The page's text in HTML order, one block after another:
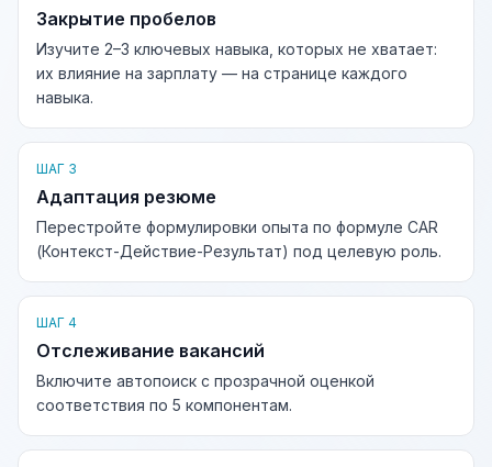
Закрытие пробелов
Изучите 2–3 ключевых навыка, которых не хватает:
их влияние на зарплату — на странице каждого
навыка.
ШАГ 3
Адаптация резюме
Перестройте формулировки опыта по формуле CAR
(Контекст-Действие-Результат) под целевую роль.
ШАГ 4
Отслеживание вакансий
Включите автопоиск с прозрачной оценкой
соответствия по 5 компонентам.